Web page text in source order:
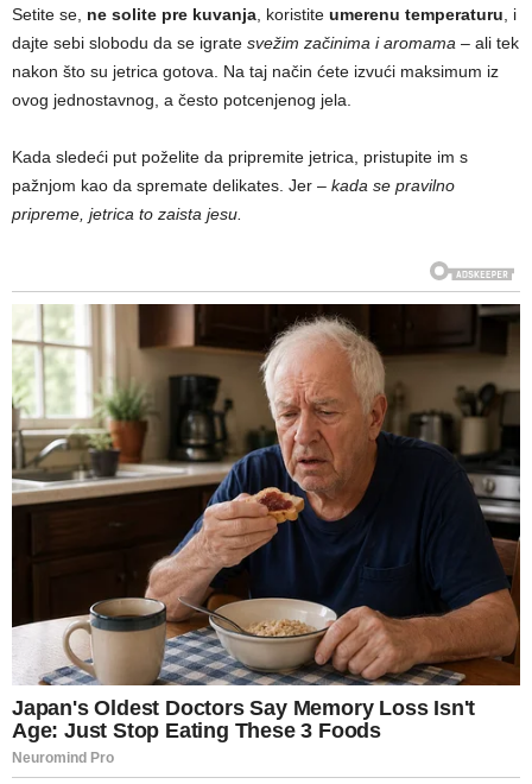
Setite se, ne solite pre kuvanja , koristite umerenu temperaturu , i
dajte sebi slobodu da se igrate svežim začinima i aromama – ali tek
nakon što su jetrica gotova. Na taj način ćete izvući maksimum iz
ovog jednostavnog, a često potcenjenog jela.
Kada sledeći put poželite da pripremite jetrica, pristupite im s
pažnjom kao da spremate delikates. Jer – kada se pravilno
pripreme, jetrica to zaista jesu.